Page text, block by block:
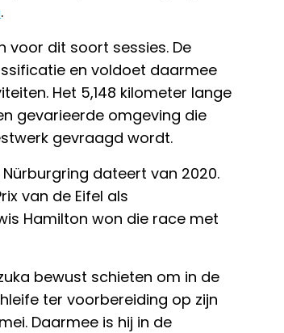
.
voor dit soort sessies. De
en voldoet daarmee
Het 5,148 kilometer lange
gevarieerde omgeving die
gevraagd wordt.
dateert van 2020.
van de Eifel als
Hamilton won die race met
bewust schieten om in de
ter voorbereiding op zijn
Daarmee is hij in de